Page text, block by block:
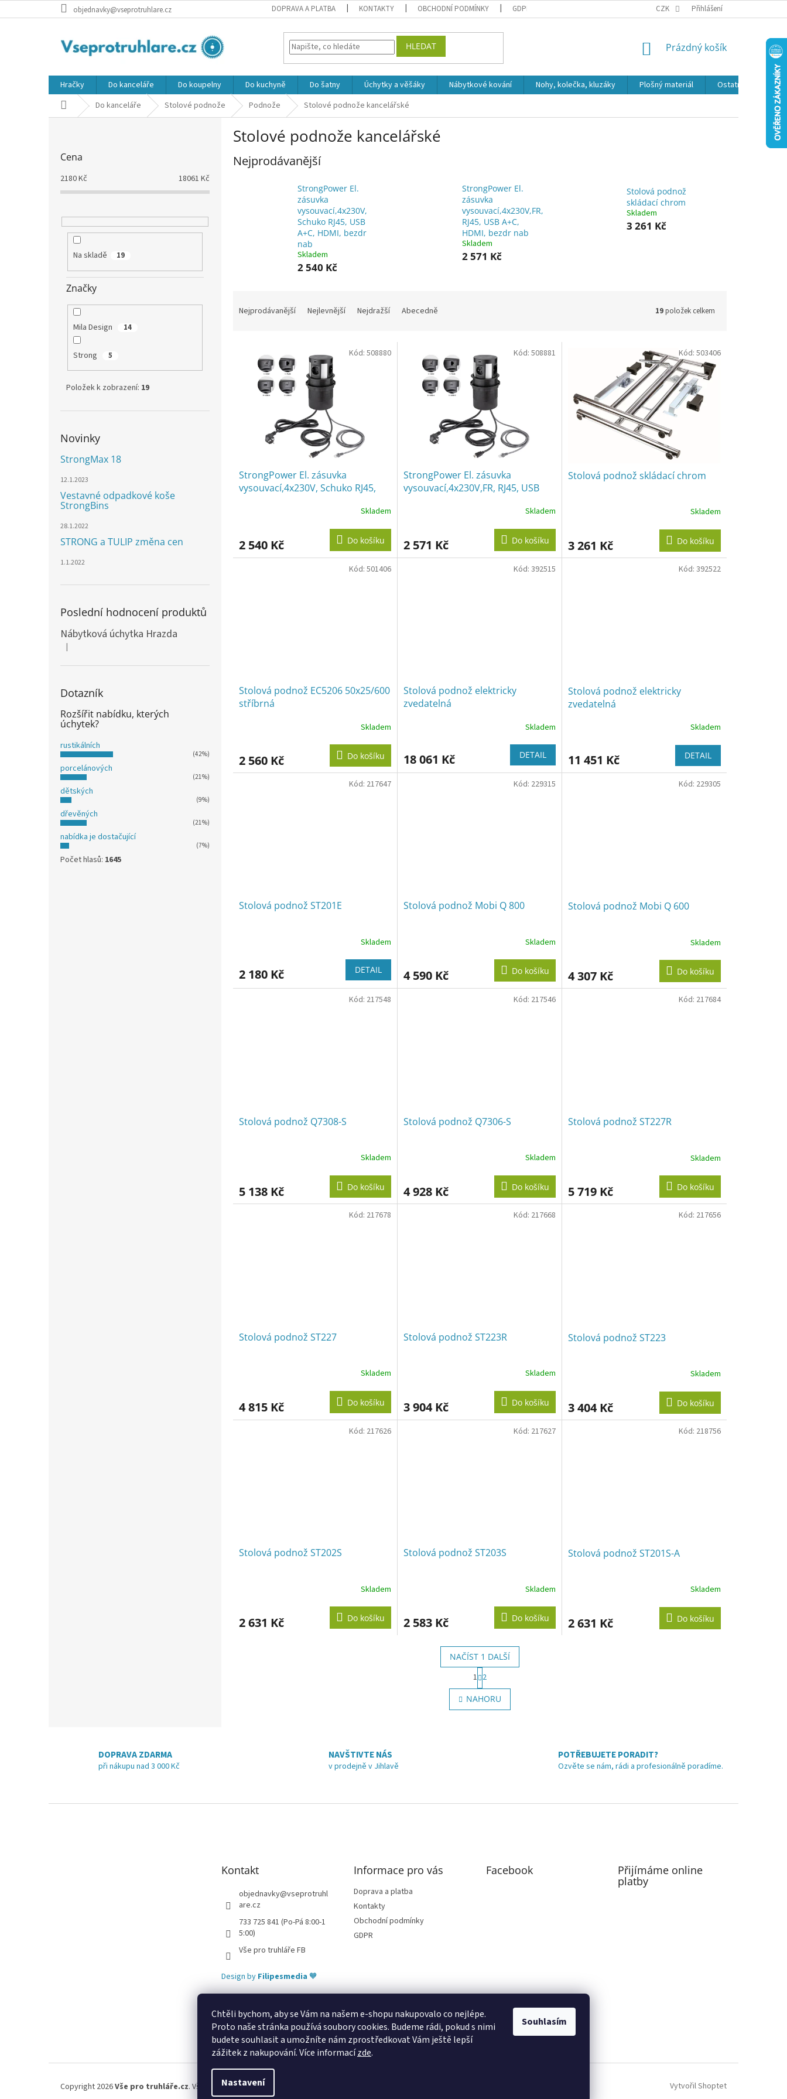
Chtěli bychom, aby se Vám na našem e-shopu nakupovalo co nejlépe.
Proto naše stránka používá soubory cookies. Budeme rádi, pokud s nimi
budete souhlasit a umožníte nám zprostředkovat Vám ještě lepší
zážitek z nakupování.Více informacízde.
Nastavení
Souhlasím
na
objednavky@vseprotruhlare.cz DOPRAVA A PLATBA KONTAKTY OBCHODNÍ PODMÍNKY GDPR CZK Přihlášení
HLEDAT
NÁKUPNÍ
Prázdný košík
Hračky Do kanceláře Do koupelny Do kuchyně Do šatny Úchytky a věšáky Nábytkové kování Nohy, kolečka, kluzáky Plošný materiál Ostatní
Domů Do kanceláře Stolové podnože Podnože Stolové podnože kancelářské
Cena
2180Kč 18061 Kč
Na skladě 19
Značky
Mila Design 14
Strong 5
Položek k zobrazení: 19
Novinky
StrongMax 18
12.1.2023
Vestavné odpadkové koše
StrongBins
28.1.2022
STRONG a TULIP změna cen
1.1.2022
Poslední hodnocení produktů
Nábytková úchytka Hrazda
Hodnocení produktu je 5 z 5 hvězdiček.
|
Dotazník
Rozšířit nabídku, kterých
úchytek?
rustikálních
(42%)
porcelánových
(21%)
dětských
(9%)
dřevěných
(21%)
nabídka je dostačující
(7%)
Počet hlasů: 1645
Stolové podnože kancelářské
Nejprodávanější
StrongPower El.
zásuvka
vysouvací,4x230V,
Schuko RJ45, USB
A+C, HDMI, bezdr
nab
Skladem
2 540 Kč
StrongPower El.
zásuvka
vysouvací,4x230V,FR,
RJ45, USB A+C,
HDMI, bezdr nab
Skladem
2 571 Kč
Stolová podnož
skládací chrom
Skladem
3 261 Kč
Nejprodávanější Nejlevnější Nejdražší Abecedně 19položek celkem
StrongPower El. zásuvka
vysouvací,4x230V, Schuko RJ45,
Skladem
2 540 Kč Do košíku
Kód: 508880
StrongPower El. zásuvka
vysouvací,4x230V,FR, RJ45, USB
Skladem
2 571 Kč Do košíku
Kód: 508881
Stolová podnož skládací chrom
Skladem
3 261 Kč Do košíku
Kód: 503406
Stolová podnož EC5206 50x25/600
stříbrná
Skladem
2 560 Kč Do košíku
Kód: 501406
Stolová podnož elektricky
zvedatelná
Skladem
18 061 Kč DETAIL
Kód: 392515
Stolová podnož elektricky
zvedatelná
Skladem
11 451 Kč DETAIL
Kód: 392522
Stolová podnož ST201E
Skladem
2 180 Kč DETAIL
Kód: 217647
Stolová podnož Mobi Q 800
Skladem
4 590 Kč Do košíku
Kód: 229315
Stolová podnož Mobi Q 600
Skladem
4 307 Kč Do košíku
Kód: 229305
Stolová podnož Q7308-S
Skladem
5 138 Kč Do košíku
Kód: 217548
Stolová podnož Q7306-S
Skladem
4 928 Kč Do košíku
Kód: 217546
Stolová podnož ST227R
Skladem
5 719 Kč Do košíku
Kód: 217684
Stolová podnož ST227
Skladem
4 815 Kč Do košíku
Kód: 217678
Stolová podnož ST223R
Skladem
3 904 Kč Do košíku
Kód: 217668
Stolová podnož ST223
Skladem
3 404 Kč Do košíku
Kód: 217656
Stolová podnož ST202S
Skladem
2 631 Kč Do košíku
Kód: 217626
Stolová podnož ST203S
Skladem
2 583 Kč Do košíku
Kód: 217627
Stolová podnož ST201S-A
Skladem
2 631 Kč Do košíku
Kód: 218756
O
v
l
k
NAČÍST 1 DALŠÍ
S
t
r
á
n
1 2
NAHORU
DOPRAVA ZDARMA
při nákupu nad 3 000 Kč
NAVŠTIVTE NÁS
v prodejně v Jihlavě
POTŘEBUJETE PORADIT?
Ozvěte se nám, rádi a profesionálně poradíme.
Kontakt
objednavky@vseprotruhl
are.cz
733 725 841 (Po-Pá 8:00-1
5:00)
Vše pro truhláře FB
Informace pro vás
Doprava a platba
Kontakty
Obchodní podmínky
GDPR
Facebook Přijímáme online
platby
Design by Filipesmedia🧡
Lekva nábytek ubytování pod Pálavou kování Tulip úchytky Gamet úchytky Siro Blum - perfecting motion
Vytvořil Shoptet
Copyright 2026Vše pro truhláře.cz. Všechna práva vyhrazena.